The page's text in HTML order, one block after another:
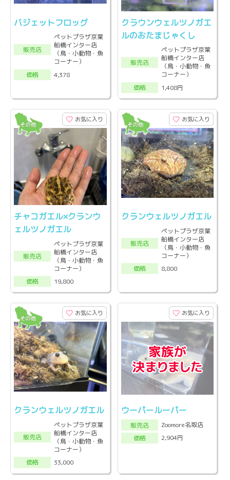
バジェットフロッグ
販売店
ペットプラザ京葉
船橋インター店
（鳥・小動物・魚
コーナー）
価格
4,378
クラウンウェルツノガエ
ルのおたまじゃくし
販売店
ペットプラザ京葉
船橋インター店
（鳥・小動物・魚
コーナー）
価格
1,408円
お気に入り
チャコガエル×クランウ
ェルツノガエル
販売店
ペットプラザ京葉
船橋インター店
（鳥・小動物・魚
コーナー）
価格
19,800
お気に入り
クランウェルツノガエル
販売店
ペットプラザ京葉
船橋インター店
（鳥・小動物・魚
コーナー）
価格
8,800
お気に入り
クランウェルツノガエル
販売店
ペットプラザ京葉
船橋インター店
（鳥・小動物・魚
コーナー）
価格
33,000
お気に入り
ウーパールーパー
販売店
Zoomore名取店
価格
2,904円